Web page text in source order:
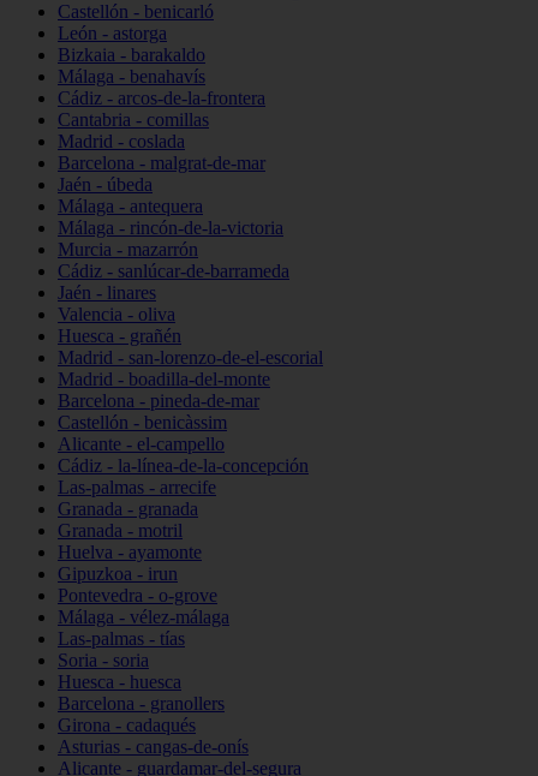
Castellón - benicarló
León - astorga
Bizkaia - barakaldo
Málaga - benahavís
Cádiz - arcos-de-la-frontera
Cantabria - comillas
Madrid - coslada
Barcelona - malgrat-de-mar
Jaén - úbeda
Málaga - antequera
Málaga - rincón-de-la-victoria
Murcia - mazarrón
Cádiz - sanlúcar-de-barrameda
Jaén - linares
Valencia - oliva
Huesca - grañén
Madrid - san-lorenzo-de-el-escorial
Madrid - boadilla-del-monte
Barcelona - pineda-de-mar
Castellón - benicàssim
Alicante - el-campello
Cádiz - la-línea-de-la-concepción
Las-palmas - arrecife
Granada - granada
Granada - motril
Huelva - ayamonte
Gipuzkoa - irun
Pontevedra - o-grove
Málaga - vélez-málaga
Las-palmas - tías
Soria - soria
Huesca - huesca
Barcelona - granollers
Girona - cadaqués
Asturias - cangas-de-onís
Alicante - guardamar-del-segura